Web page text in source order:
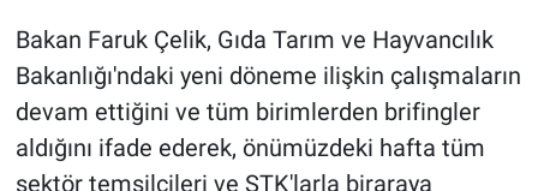
Bakan Faruk Çelik, Gıda Tarım ve Hayvancılık
Bakanlığı'ndaki yeni döneme ilişkin çalışmaların
devam ettiğini ve tüm birimlerden brifingler
aldığını ifade ederek, önümüzdeki hafta tüm
sektör temsilcileri ve STK'larla biraraya